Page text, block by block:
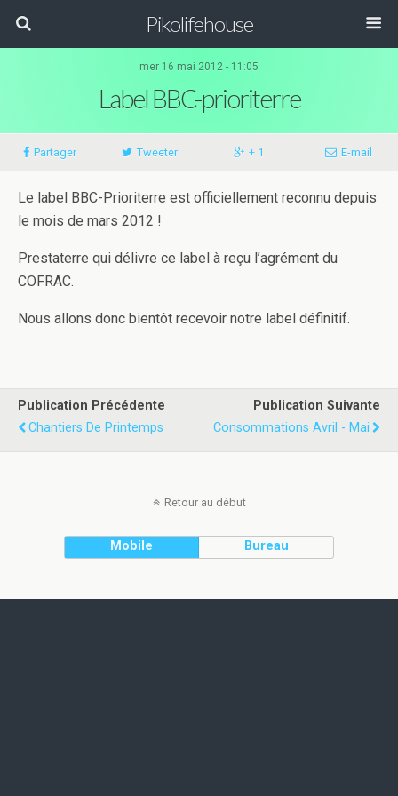
Pikolifehouse
mer 16 mai 2012 - 11:05
Label BBC-prioriterre
Partager Tweeter + 1 E-mail
Le label BBC-Prioriterre est officiellement reconnu depuis
le mois de mars 2012 !
Prestaterre qui délivre ce label à reçu l’agrément du
COFRAC.
Nous allons donc bientôt recevoir notre label définitif.
Publication Précédente
Chantiers De Printemps
Publication Suivante
Consommations Avril - Mai
Retour au début
Mobile Bureau